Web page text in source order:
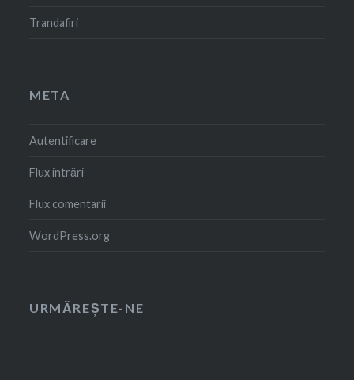
Trandafiri
META
Autentificare
Flux intrări
Flux comentarii
WordPress.org
URMĂREȘTE-NE